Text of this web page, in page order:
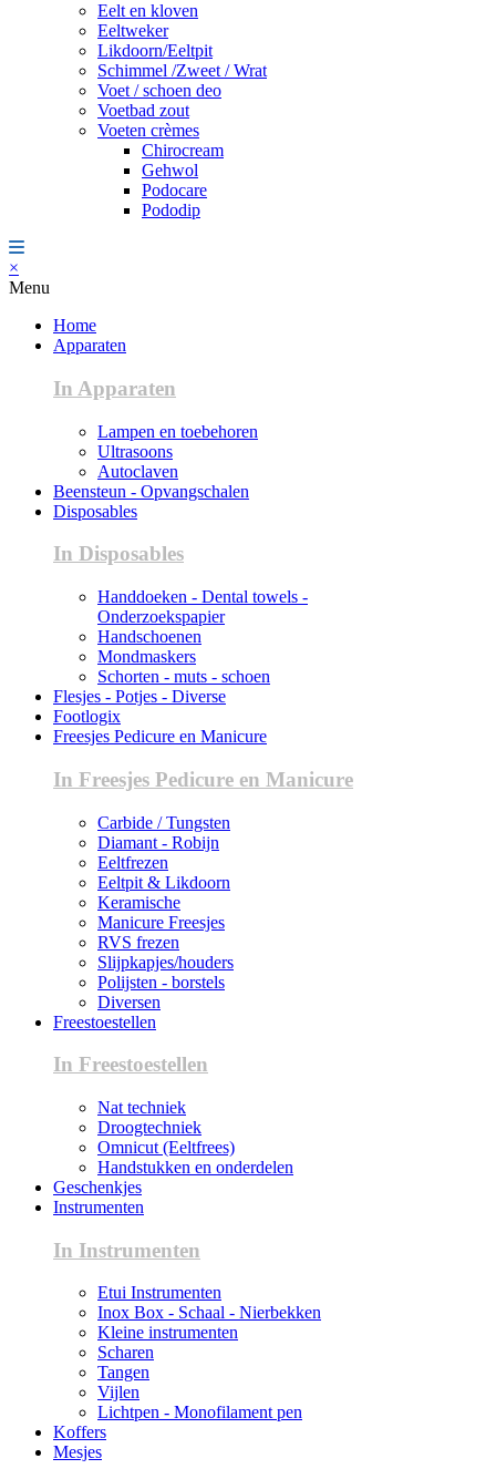
Eelt en kloven
Eeltweker
Likdoorn/Eeltpit
Schimmel /Zweet / Wrat
Voet / schoen deo
Voetbad zout
Voeten crèmes
Chirocream
Gehwol
Podocare
Pododip
×
Menu
Home
Apparaten
In Apparaten
Lampen en toebehoren
Ultrasoons
Autoclaven
Beensteun - Opvangschalen
Disposables
In Disposables
Handdoeken - Dental towels -
Onderzoekspapier
Handschoenen
Mondmaskers
Schorten - muts - schoen
Flesjes - Potjes - Diverse
Footlogix
Freesjes Pedicure en Manicure
In Freesjes Pedicure en Manicure
Carbide / Tungsten
Diamant - Robijn
Eeltfrezen
Eeltpit & Likdoorn
Keramische
Manicure Freesjes
RVS frezen
Slijpkapjes/houders
Polijsten - borstels
Diversen
Freestoestellen
In Freestoestellen
Nat techniek
Droogtechniek
Omnicut (Eeltfrees)
Handstukken en onderdelen
Geschenkjes
Instrumenten
In Instrumenten
Etui Instrumenten
Inox Box - Schaal - Nierbekken
Kleine instrumenten
Scharen
Tangen
Vijlen
Lichtpen - Monofilament pen
Koffers
Mesjes